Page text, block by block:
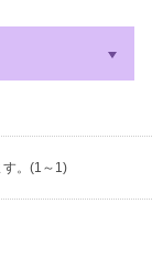
す。(1～1)